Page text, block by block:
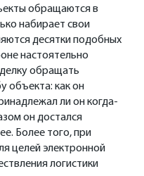
обращаются в
набирает свои
десятки подобных
настоятельно
обращать
объекта: как он
ли он когда-
он достался
Более того, при
целей электронной
логистики